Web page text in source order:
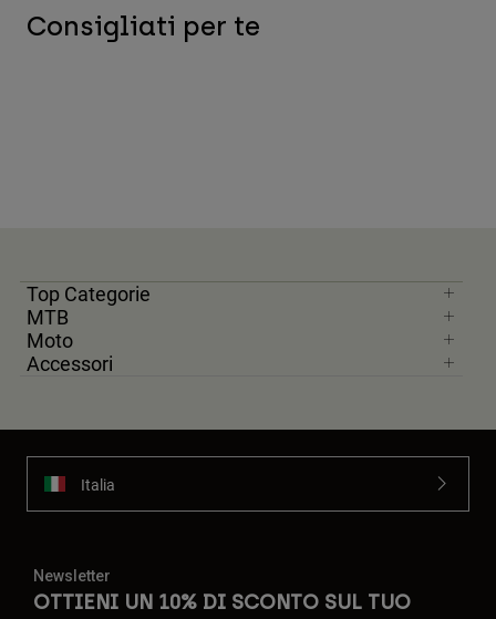
Consigliati per te
Top Categorie
MTB
Moto
Accessori
Italia
Newsletter
OTTIENI UN 10% DI SCONTO SUL TUO